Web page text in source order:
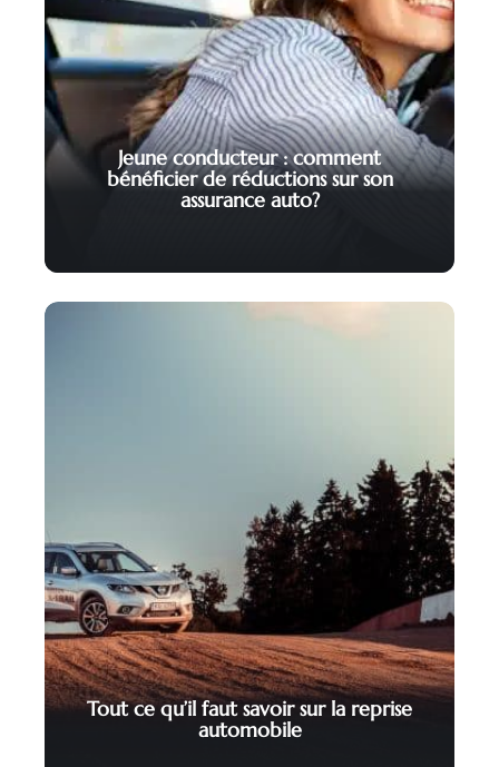
Jeune conducteur : comment
bénéficier de réductions sur son
assurance auto?
Tout ce qu’il faut savoir sur la reprise
automobile